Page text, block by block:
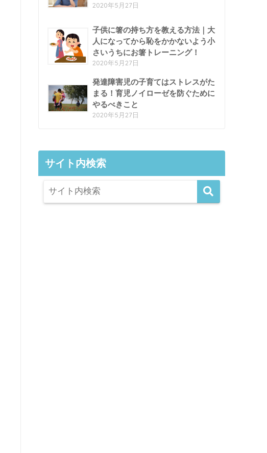
2020年5月27日
子供に箸の持ち方を教える方法｜大
人になってから恥をかかないよう小
さいうちにお箸トレーニング！
2020年5月27日
発達障害児の子育てはストレスがた
まる！育児ノイローゼを防ぐために
やるべきこと
2020年5月27日
サイト内検索